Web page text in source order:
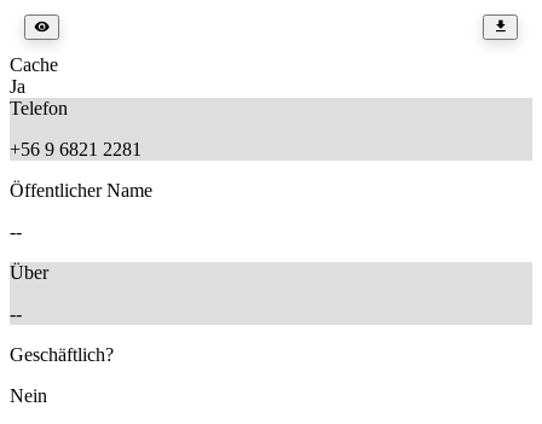
Cache
Ja
Telefon
+56 9 6821 2281
Öffentlicher Name
--
Über
--
Geschäftlich?
Nein